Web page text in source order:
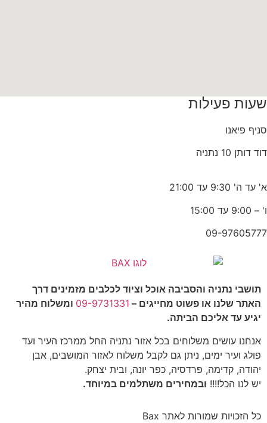
שעות פעילות
סניף פיאנו
דוד דותן 10 נתניה
א' עד ה' 9:30 עד 21:00
ו' – 9:00 עד 15:00
09-97605777
תושבי נתניה והסביבה אוכל וציוד לכלבים מזמינים דרך
האתר שלנו או פשוט מחייגים – 09-9731331 ומשלוח מהיר
יגיע עד אליכם הביתה.
אנחנו עושים משלוחים בכל אזור נתניה החל ממרכז העיר ועד
פולג ועיר ימים, ניתן גם לקבל משלוח לאזור המושבים, אבן
יהודה, קדימה, פרדסיה, כפר יונה, ובית יצחק.
יש לנו הכל!!!! ובמחירים משתלמים במיוחד.
כל הזכויות שמורות לאתר Bax